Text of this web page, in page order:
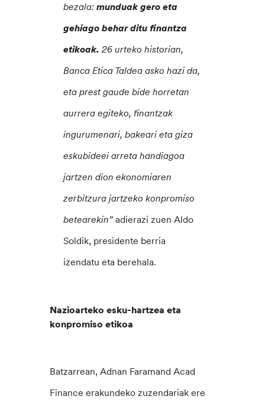
bezala: munduak gero eta
gehiago behar ditu finantza
etikoak. 26 urteko historian,
Banca Etica Taldea asko hazi da,
eta prest gaude bide horretan
aurrera egiteko, finantzak
ingurumenari, bakeari eta giza
eskubideei arreta handiagoa
jartzen dion ekonomiaren
zerbitzura jartzeko konpromiso
betearekin”adierazi zuen Aldo
Soldik, presidente berria
izendatu eta berehala.
Nazioarteko esku-hartzea eta
konpromiso etikoa
Batzarrean, Adnan Faramand Acad
Finance erakundeko zuzendariak ere